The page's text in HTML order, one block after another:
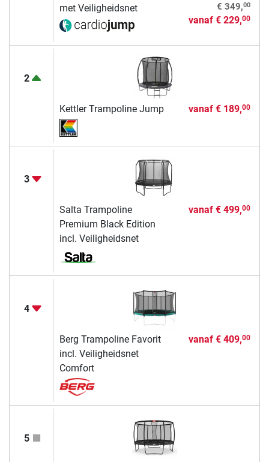
met Veiligheidsnet
€ 349,00
vanaf € 229,00
2
Kettler Trampoline Jump vanaf € 189,00
3
Salta Trampoline
Premium Black Edition
incl. Veiligheidsnet
vanaf € 499,00
4
Berg Trampoline Favorit
incl. Veiligheidsnet
Comfort
vanaf € 409,00
5